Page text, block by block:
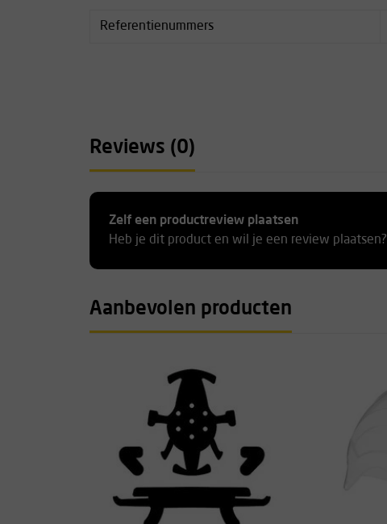
Referentienummers
Reviews (0)
Zelf een productreview plaatsen
Heb je dit product en wil je een review plaatsen?
Aanbevolen producten